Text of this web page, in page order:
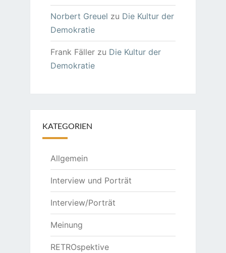
Norbert Greuel zu Die Kultur der
Demokratie
Frank Fällerzu Die Kultur der
Demokratie
KATEGORIEN
Allgemein
Interview und Porträt
Interview/Porträt
Meinung
RETROspektive